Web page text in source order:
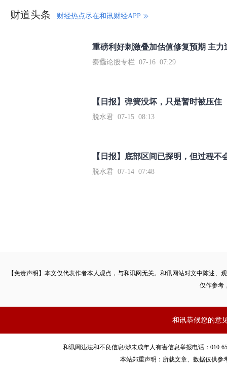
财道头条 财经热点尽在和讯财经APP
秦蠡论股专栏 07-16 07:29
【日报】弹簧没坏，只是暂时被压住
脱水君 07-15 08:13
【日报】底部区间已探明，但过程不
脱水君 07-14 07:48
【免责声明】本文仅代表作者本人观点，与和讯网无关。和讯网站对文中陈述
仅作参考
和讯恭候您的意
和讯网违法和不良信息/涉未成年人有害信息举报电话：010-
本站郑重声明：所载文章、数据仅供参